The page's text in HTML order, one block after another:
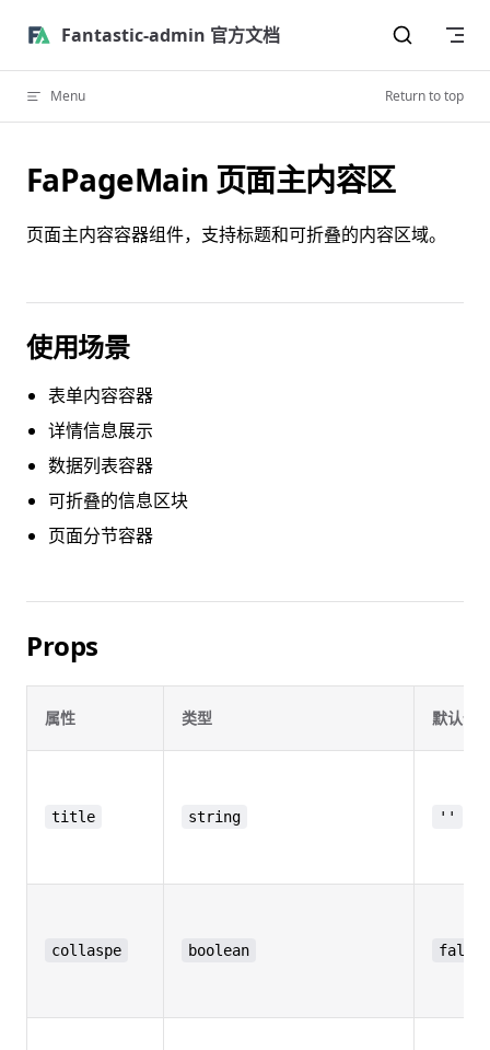
Skip to content
Fantastic-admin 官方文档
Menu Return to top
FaPageMain 页面主内容区
页面主内容容器组件，支持标题和可折叠的内容区域。
使用场景
表单内容容器
详情信息展示
数据列表容器
可折叠的信息区块
页面分节容器
Props
属性 类型 默认值
title string ''
collaspe boolean false